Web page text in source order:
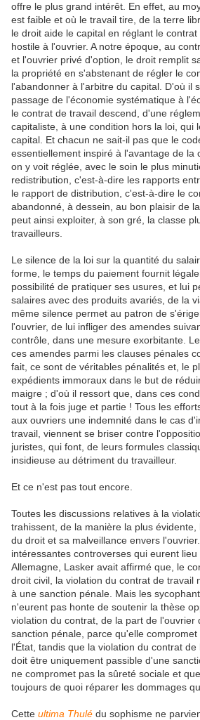
offre le plus grand intérêt. En effet, au
est faible et où le travail tire, de la terre
le droit aide le capital en réglant le
hostile à l'ouvrier. A notre époque, au
et l'ouvrier privé d'option, le droit remplit
la propriété en s'abstenant de régler le
l'abandonner à l'arbitre du capital. D'où il
passage de l'économie systématique à
le contrat de travail descend, d'une
capitaliste, à une condition hors la loi, qui
capital. Et chacun ne sait-il pas que le
essentiellement inspiré à l'avantage de la
on y voit réglée, avec le soin le plus
redistribution, c'est-à-dire les rapports
le rapport de distribution, c'est-à-dire le
abandonné, à dessein, au bon plaisir de
peut ainsi exploiter, à son gré, la classe
travailleurs.
Le silence de la loi sur la quantité du
forme, le temps du paiement fournit
possibilité de pratiquer ses usures, et lui
salaires avec des produits avariés, de la
même silence permet au patron de
l'ouvrier, de lui infliger des amendes
contrôle, dans une mesure exorbitante.
ces amendes parmi les clauses pénales
fait, ce sont de véritables pénalités et, le
expédients immoraux dans le but de
maigre ; d'où il ressort que, dans ces
tout à la fois juge et partie ! Tous les
aux ouvriers une indemnité dans le cas
travail, viennent se briser contre
juristes, qui font, de leurs formules
insidieuse au détriment du travailleur.
Et ce n'est pas tout encore.
Toutes les discussions relatives à la
trahissent, de la manière la plus
du droit et sa malveillance envers
intéressantes controverses qui eurent
Allemagne, Lasker avait affirmé que, le
droit civil, la violation du contrat de travail
à une sanction pénale. Mais les
n'eurent pas honte de soutenir la thèse
violation du contrat, de la part de l'ouvrier
sanction pénale, parce qu'elle
l'État, tandis que la violation du contrat de
doit être uniquement passible d'une
ne compromet pas la sûreté sociale et
toujours de quoi réparer les dommages
Cette ultima Thulé du sophisme ne